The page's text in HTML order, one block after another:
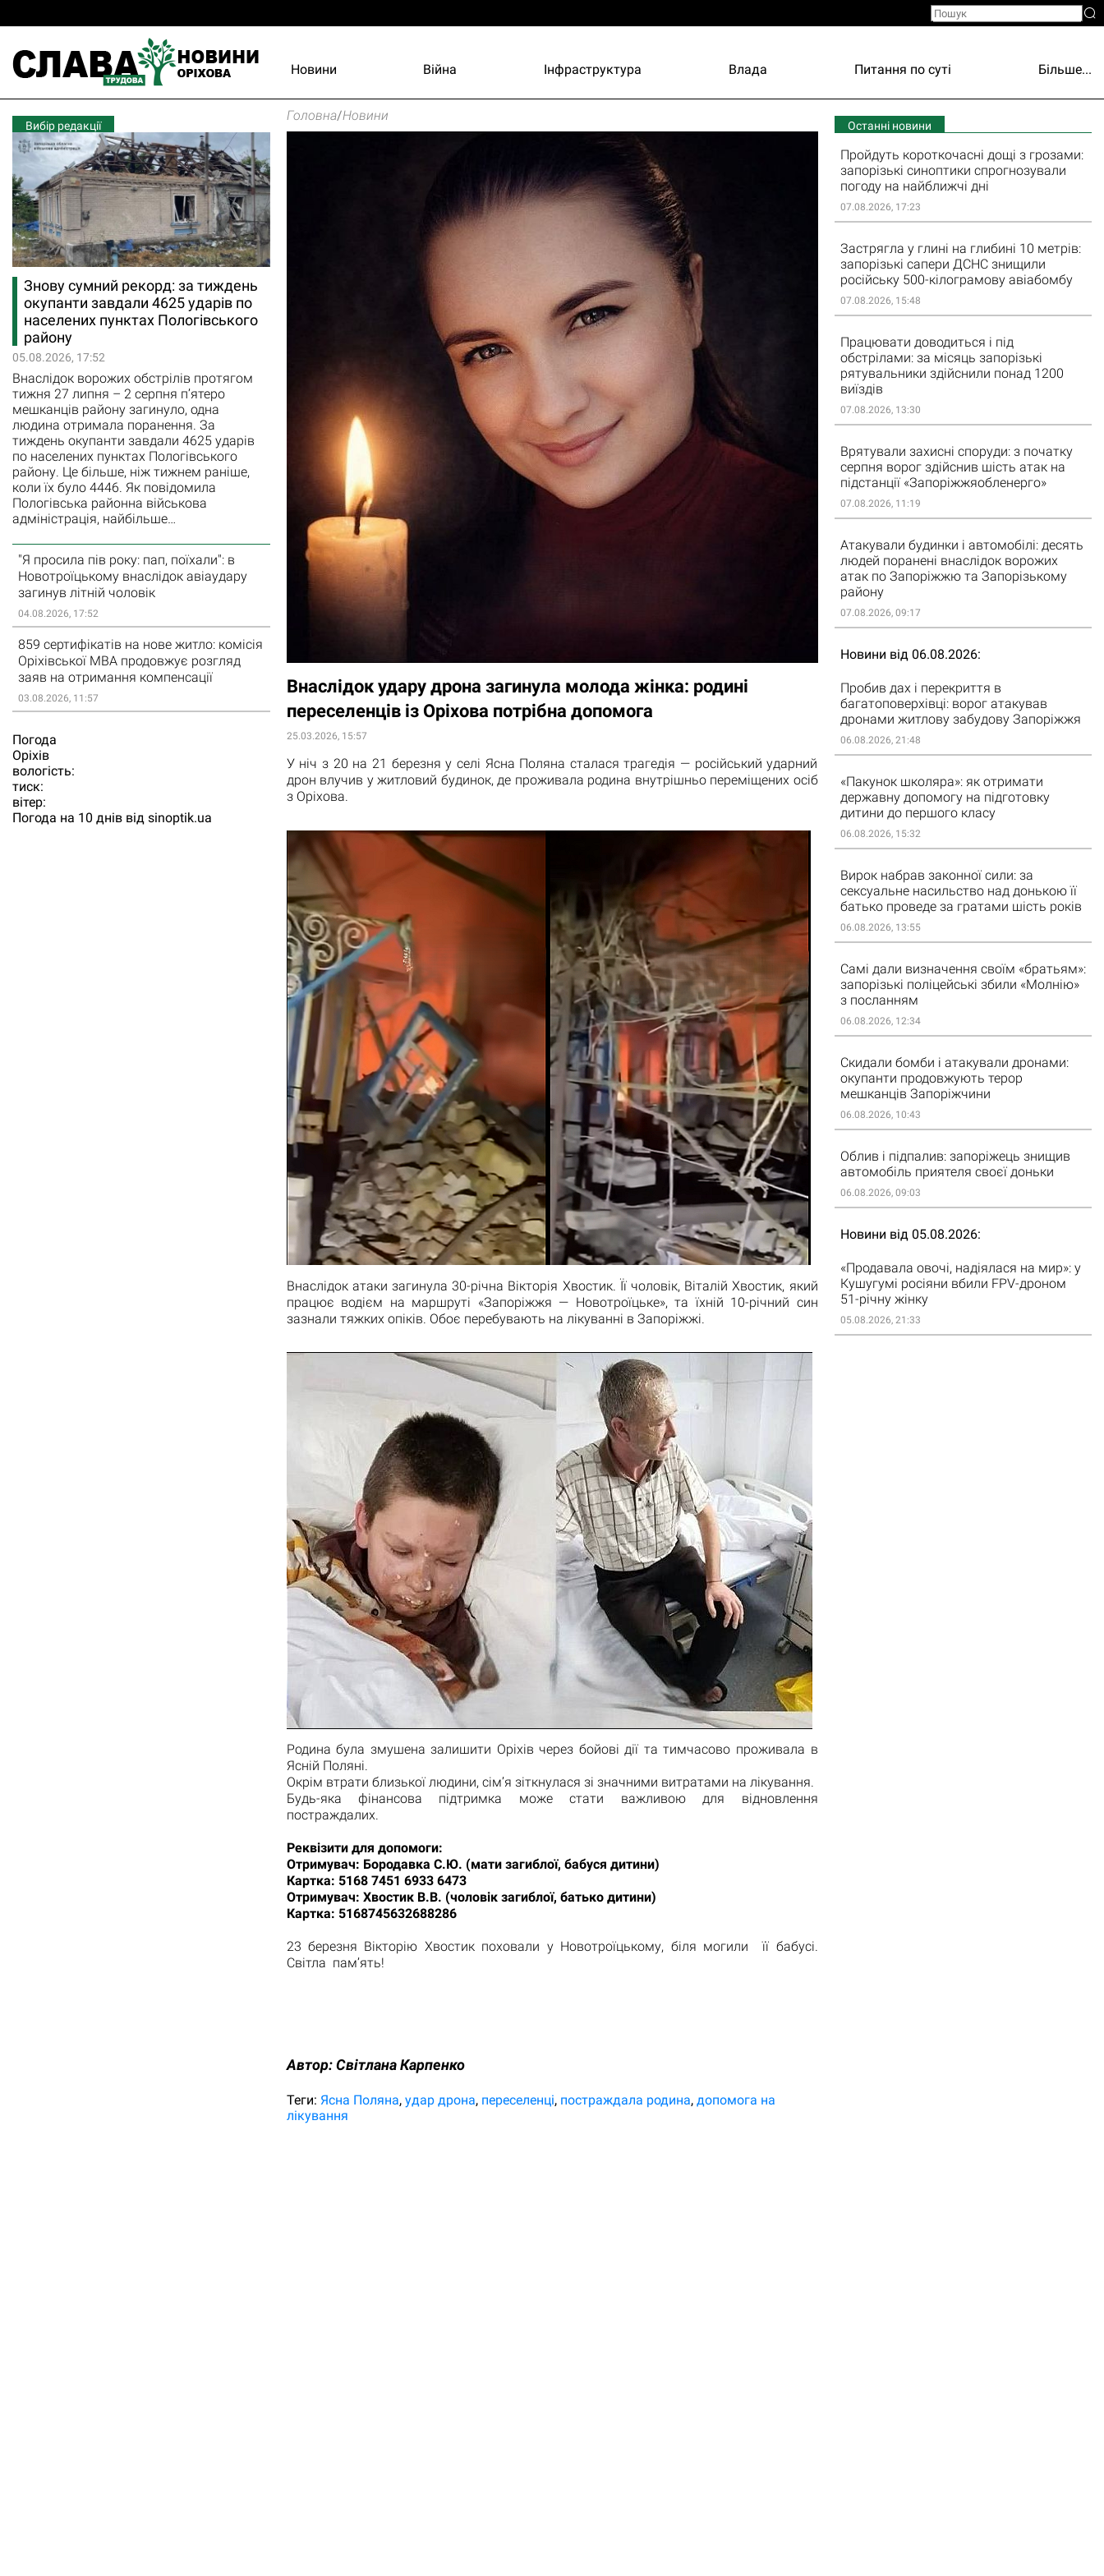
Новини Війна Інфраструктура Влада Питання по суті Більше...
Вибір редакції
Знову сумний рекорд: за тиждень
окупанти завдали 4625 ударів по
населених пунктах Пологівського
району
05.08.2026, 17:52
Внаслідок ворожих обстрілів протягом
тижня 27 липня – 2 серпня п’ятеро
мешканців району загинуло, одна
людина отримала поранення. За
тиждень окупанти завдали 4625 ударів
по населених пунктах Пологівського
району. Це більше, ніж тижнем раніше,
коли їх було 4446. Як повідомила
Пологівська районна військова
адміністрація, найбільше…
"Я просила пів року: пап, поїхали": в
Новотроїцькому внаслідок авіаудару
загинув літній чоловік
04.08.2026, 17:52
859 сертифікатів на нове житло: комісія
Оріхівської МВА продовжує розгляд
заяв на отримання компенсації
03.08.2026, 11:57
Погода
Орiхiв
вологість:
тиск:
вітер:
Погода на 10 днів від sinoptik.ua
Головна/Новини
Внаслідок удару дрона загинула молода жінка: родині
переселенців із Оріхова потрібна допомога
25.03.2026, 15:57
У ніч з 20 на 21 березня у селі Ясна Поляна сталася трагедія — російський ударний
дрон влучив у житловий будинок, де проживала родина внутрішньо переміщених осіб
з Оріхова.
Внаслідок атаки загинула 30-річна Вікторія Хвостик. Її чоловік, Віталій Хвостик, який
працює водієм на маршруті «Запоріжжя — Новотроїцьке», та їхній 10-річний син
зазнали тяжких опіків. Обоє перебувають на лікуванні в Запоріжжі.
Родина була змушена залишити Оріхів через бойові дії та тимчасово проживала в
Ясній Поляні.
Окрім втрати близької людини, сім’я зіткнулася зі значними витратами на лікування.
Будь-яка фінансова підтримка може стати важливою для відновлення
постраждалих.
Реквізити для допомоги:
Отримувач: Бородавка С.Ю. (мати загиблої, бабуся дитини)
Картка: 5168 7451 6933 6473
Отримувач: Хвостик В.В. (чоловік загиблої, батько дитини)
Картка: 5168745632688286
23 березня Вікторію Хвостик поховали у Новотроїцькому, біля могили її бабусі.
Світла пам’ять!
Автор:Світлана Карпенко
Теги: Ясна Поляна удар дрона переселенці постраждала родина допомога на
лікування
Останні новини
Пройдуть короткочасні дощі з грозами:
запорізькі синоптики спрогнозували
погоду на найближчі дні
07.08.2026, 17:23
Застрягла у глині на глибині 10 метрів:
запорізькі сапери ДСНС знищили
російську 500-кілограмову авіабомбу
07.08.2026, 15:48
Працювати доводиться і під
обстрілами: за місяць запорізькі
рятувальники здійснили понад 1200
виїздів
07.08.2026, 13:30
Врятували захисні споруди: з початку
серпня ворог здійснив шість атак на
підстанції «Запоріжжяобленерго»
07.08.2026, 11:19
Атакували будинки і автомобілі: десять
людей поранені внаслідок ворожих
атак по Запоріжжю та Запорізькому
району
07.08.2026, 09:17
Новини від 06.08.2026
Пробив дах і перекриття в
багатоповерхівці: ворог атакував
дронами житлову забудову Запоріжжя
06.08.2026, 21:48
«Пакунок школяра»: як отримати
державну допомогу на підготовку
дитини до першого класу
06.08.2026, 15:32
Вирок набрав законної сили: за
сексуальне насильство над донькою її
батько проведе за гратами шість років
06.08.2026, 13:55
Самі дали визначення своїм «братьям»:
запорізькі поліцейські збили «Молнію»
з посланням
06.08.2026, 12:34
Скидали бомби і атакували дронами:
окупанти продовжують терор
мешканців Запоріжчини
06.08.2026, 10:43
Облив і підпалив: запоріжець знищив
автомобіль приятеля своєї доньки
06.08.2026, 09:03
Новини від 05.08.2026
«Продавала овочі, надіялася на мир»: у
Кушугумі росіяни вбили FPV-дроном
51-річну жінку
05.08.2026, 21:33